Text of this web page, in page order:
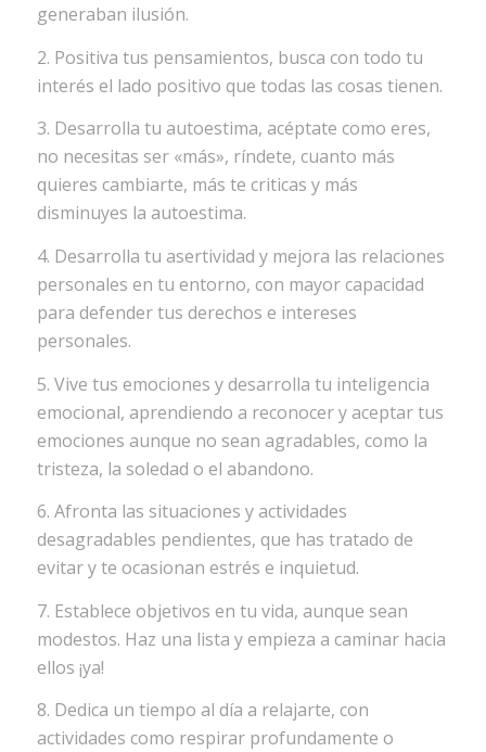
generaban ilusión.
2. Positiva tus pensamientos, busca con todo tu
interés el lado positivo que todas las cosas tienen.
3. Desarrolla tu autoestima, acéptate como eres,
no necesitas ser «más», ríndete, cuanto más
quieres cambiarte, más te criticas y más
disminuyes la autoestima.
4. Desarrolla tu asertividad y mejora las relaciones
personales en tu entorno, con mayor capacidad
para defender tus derechos e intereses
personales.
5. Vive tus emociones y desarrolla tu inteligencia
emocional, aprendiendo a reconocer y aceptar tus
emociones aunque no sean agradables, como la
tristeza, la soledad o el abandono.
6. Afronta las situaciones y actividades
desagradables pendientes, que has tratado de
evitar y te ocasionan estrés e inquietud.
7. Establece objetivos en tu vida, aunque sean
modestos. Haz una lista y empieza a caminar hacia
ellos ¡ya!
8. Dedica un tiempo al día a relajarte, con
actividades como respirar profundamente o